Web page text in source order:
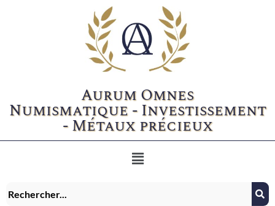
Aurum Omnes
Numismatique - Investissement
- Métaux précieux